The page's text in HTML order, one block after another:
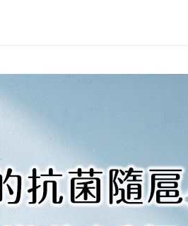
２．關於個人資料處
https://aftee.tw/terms/
３．未成年的使用者
「AFTEE先享後付」
任。
４．使用「AFTEE先